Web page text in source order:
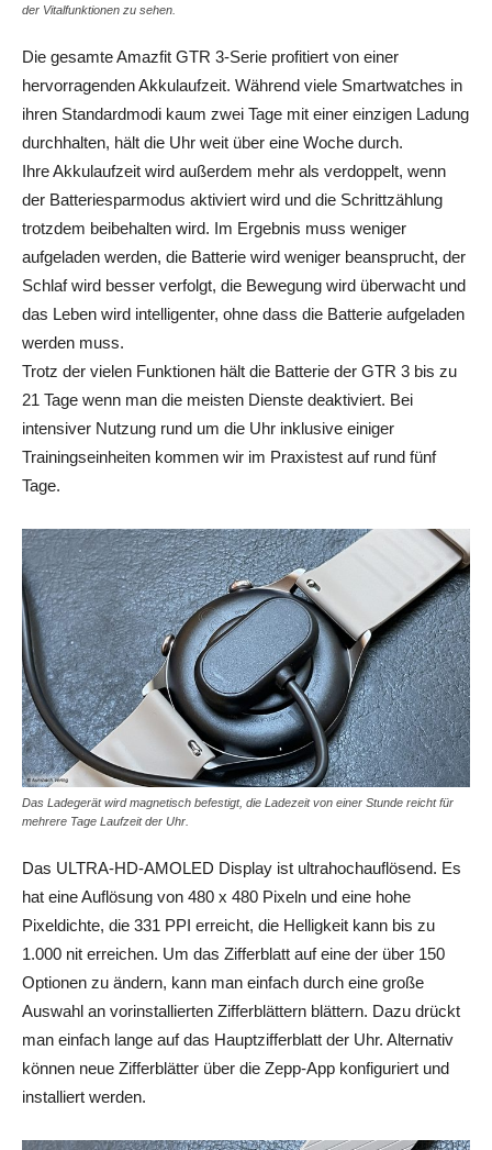
der Vitalfunktionen zu sehen.
Die gesamte Amazfit GTR 3-Serie profitiert von einer
hervorragenden Akkulaufzeit. Während viele Smartwatches in
ihren Standardmodi kaum zwei Tage mit einer einzigen Ladung
durchhalten, hält die Uhr weit über eine Woche durch.
Ihre Akkulaufzeit wird außerdem mehr als verdoppelt, wenn
der Batteriesparmodus aktiviert wird und die Schrittzählung
trotzdem beibehalten wird. Im Ergebnis muss weniger
aufgeladen werden, die Batterie wird weniger beansprucht, der
Schlaf wird besser verfolgt, die Bewegung wird überwacht und
das Leben wird intelligenter, ohne dass die Batterie aufgeladen
werden muss.
Trotz der vielen Funktionen hält die Batterie der GTR 3 bis zu
21 Tage wenn man die meisten Dienste deaktiviert. Bei
intensiver Nutzung rund um die Uhr inklusive einiger
Trainingseinheiten kommen wir im Praxistest auf rund fünf
Tage.
Das Ladegerät wird magnetisch befestigt, die Ladezeit von einer Stunde reicht für
mehrere Tage Laufzeit der Uhr.
Das ULTRA-HD-AMOLED Display ist ultrahochauflösend. Es
hat eine Auflösung von 480 x 480 Pixeln und eine hohe
Pixeldichte, die 331 PPI erreicht, die Helligkeit kann bis zu
1.000 nit erreichen. Um das Zifferblatt auf eine der über 150
Optionen zu ändern, kann man einfach durch eine große
Auswahl an vorinstallierten Zifferblättern blättern. Dazu drückt
man einfach lange auf das Hauptzifferblatt der Uhr. Alternativ
können neue Zifferblätter über die Zepp-App konfiguriert und
installiert werden.